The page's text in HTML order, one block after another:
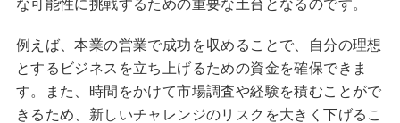
な可能性に挑戦するための重要な土台となるのです。
例えば、本業の営業で成功を収めることで、自分の理想
とするビジネスを立ち上げるための資金を確保できま
す。また、時間をかけて市場調査や経験を積むことがで
きるため、新しいチャレンジのリスクを大きく下げるこ